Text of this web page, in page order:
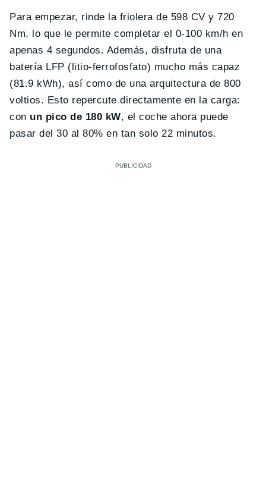
Para empezar, rinde la friolera de 598 CV y 720
Nm, lo que le permite completar el 0-100 km/h en
apenas 4 segundos. Además, disfruta de una
batería LFP (litio-ferrofosfato) mucho más capaz
(81.9 kWh), así como de unaarquitectura de 800
voltios. Esto repercute directamente en la carga:
con un pico de 180 kW, el coche ahora puede
pasar del 30 al 80% en tan solo 22 minutos.